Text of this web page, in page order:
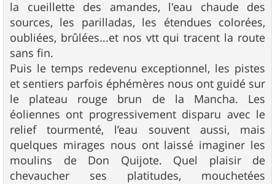
la cueillette des amandes, l'eau chaude des
sources, les parilladas, les étendues colorées,
oubliées, brûlées...et nos vtt qui tracent la route
sans fin.
Puis le temps redevenu exceptionnel, les pistes
et sentiers parfois éphémères nous ont guidé sur
le plateau rouge brun de la Mancha. Les
éoliennes ont progressivement disparu avec le
relief tourmenté, l’eau souvent aussi, mais
quelques mirages nous ont laissé imaginer les
moulins de Don Quijote. Quel plaisir de
chevaucher ses platitudes, mouchetées